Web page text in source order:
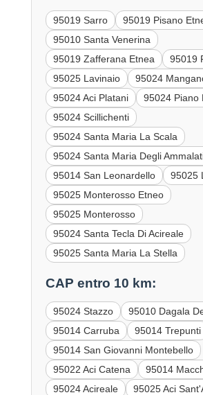
95019 Sarro
95019 Pisano
95010 Santa Venerina
95019 Zafferana Etnea
95019
95025 Lavinaio
95024
95024 Aci Platani
95024 Piano
95024 Scillichenti
95024 Santa Maria La Scala
95024 Santa Maria Degli
95014 San Leonardello
95025
95025 Monterosso Etneo
95025 Monterosso
95024 Santa Tecla Di Acireale
95025 Santa Maria La Stella
CAP entro 10 km:
95024 Stazzo
95010 Dagala
95014 Carruba
95014 Trepunti
95014 San Giovanni Montebello
95022 Aci Catena
95014
95024 Acireale
95025 Aci